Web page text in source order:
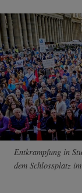
Entkrampfung in
dem Schlossplatz